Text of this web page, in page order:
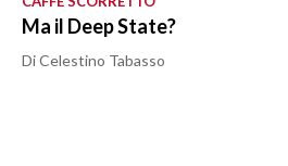
Ma il Deep State?
Di Celestino Tabasso